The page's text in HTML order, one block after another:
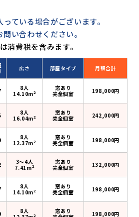
ている場合がございます。
い合わせください。
消費税を含みます。
広さ 部屋タイプ 月額合計
8人
14.10m2
窓あり
完全個室
198,000円
8人
16.04m2
窓あり
完全個室
242,000円
8人
12.37m2
窓あり
完全個室
198,000円
3〜4人
7.41m2
窓あり
完全個室
132,000円
8人
14.10m2
窓あり
完全個室
198,000円
8人
2
窓あり
198,000円